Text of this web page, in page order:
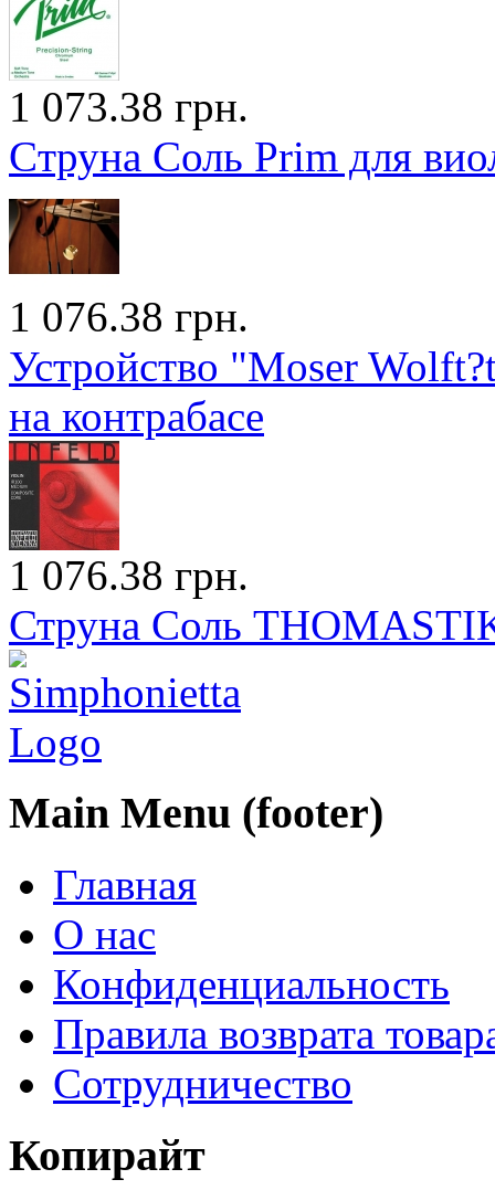
1 073.38 грн.
Cтруна Соль Prim для
1 076.38 грн.
Устройство "Moser
на контрабасе
1 076.38 грн.
Струна Соль
Main Menu (footer)
Главная
О нас
Конфиденциальность
Правила возврата
Сотрудничество
Копирайт